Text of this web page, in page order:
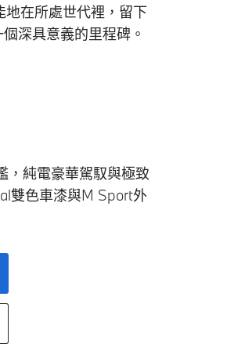
在所處世代裡，留下
深具意義的里程碑。
，純電豪華駕馭與極致
雙色車漆與M Sport外